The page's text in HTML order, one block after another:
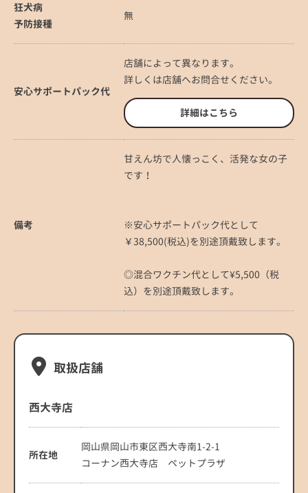
狂犬病
予防接種
無
安心サポートパック代
店舗によって異なります。
詳しくは店舗へお問合せください。
詳細はこちら
備考
甘えん坊で人懐っこく、活発な女の子
です！
※安心サポートパック代として
￥38,500(税込)を別途頂戴致します。
◎混合ワクチン代として¥5,500（税
込）を別途頂戴致します。
取扱店舗
西大寺店
所在地
岡山県岡山市東区西大寺南1-2-1
コーナン西大寺店 ペットプラザ